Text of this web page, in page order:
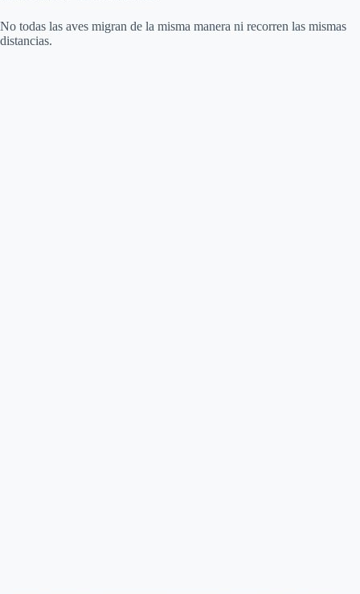
No todas las aves migran de la misma manera ni recorren las mismas
distancias.